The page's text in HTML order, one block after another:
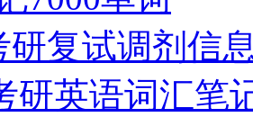
研复试调剂信
研英语词汇笔